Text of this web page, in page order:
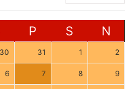
P S N
30 31 1 2
6 7 8 9